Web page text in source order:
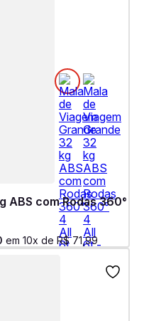
ABS com Rodas 360°
em 10x de R$ 71,99